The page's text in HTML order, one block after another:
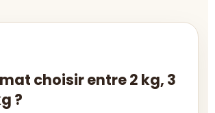
choisir entre 2 kg, 3
?